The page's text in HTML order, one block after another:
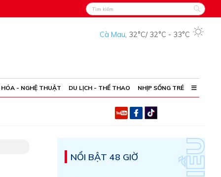
Cà Mau, 32°C/ 32°C - 33°C
- NGHỆ THUẬT DU LỊCH - THỂ THAO NHỊP SỐNG TRẺ
NỔI BẬT 48 GIỜ